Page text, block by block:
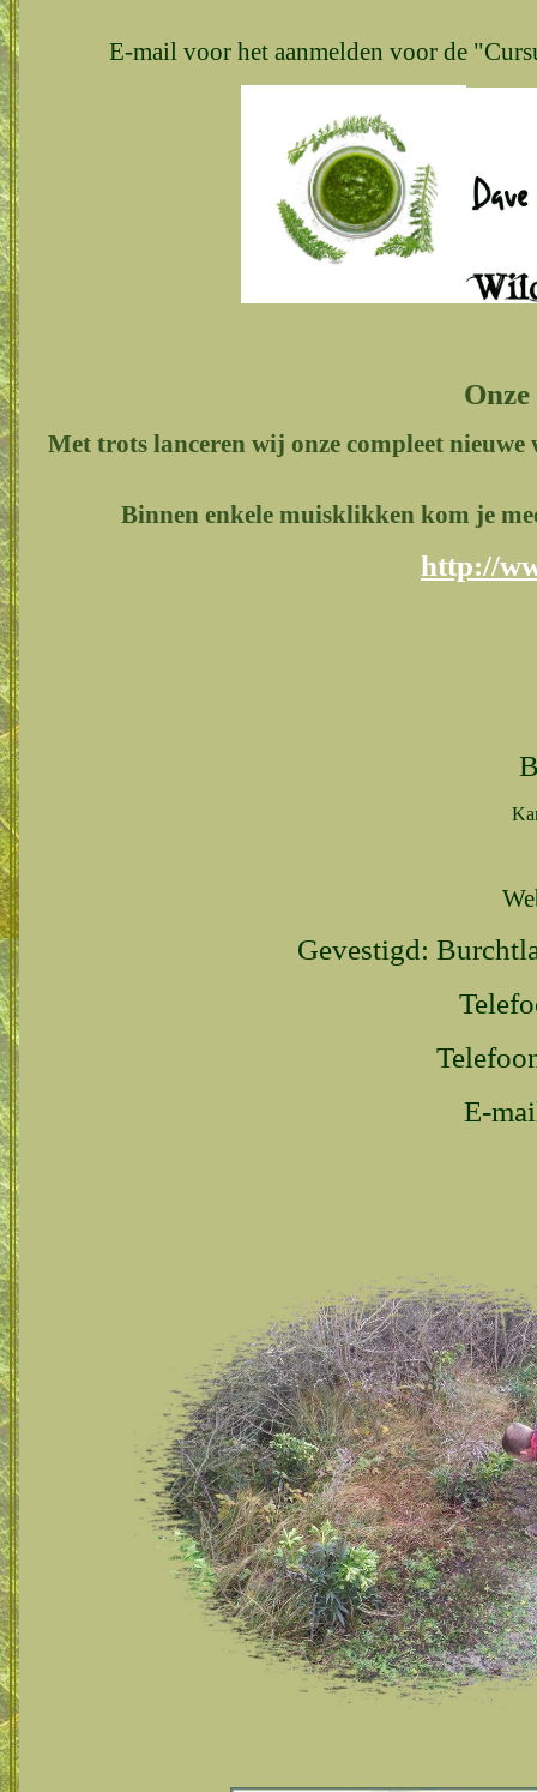
E-mail voor het aanmelden voor de
Met trots lanceren wij onze compleet nieuwe
Binnen enkele muisklikken kom je
http://
Gevestigd:
E-